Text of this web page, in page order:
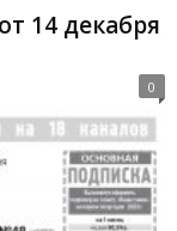
14 декабря
0